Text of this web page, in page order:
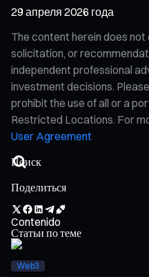
29 апреля 2026 года
The content herein does
solicitation, or
independent professional
investment decisions.
prohibit the use of all or a
Restricted Locations. For
User Agreement
Поделиться
Contenido
Статьи по теме
Web3